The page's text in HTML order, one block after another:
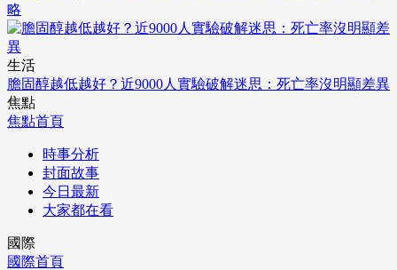
略
生活
膽固醇越低越好？近9000人實驗破解迷思：死亡率沒明顯差異
焦點
焦點首頁
時事分析
封面故事
今日最新
大家都在看
國際
國際首頁